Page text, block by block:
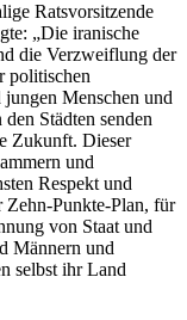
Ratsvorsitzende
„Die iranische
die Verzweiflung der
politischen
Menschen und
Städten senden
Zukunft. Dieser
und
Respekt und
Zehn-Punkte-Plan, für
von Staat und
Männern und
selbst ihr Land